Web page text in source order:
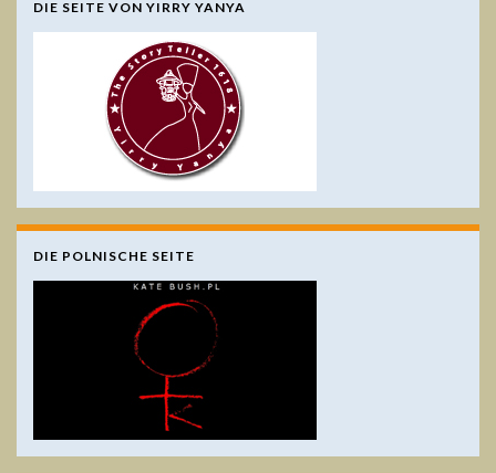
DIE SEITE VON YIRRY YANYA
DIE POLNISCHE SEITE